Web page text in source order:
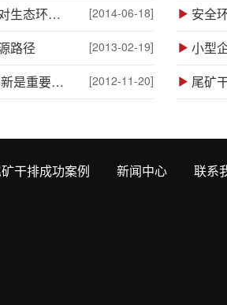
用尾矿干排可缓解选矿药剂对生态环境的污染
[2014-06-18]
路径 [2013-02-19]
小型
稀土利用率有待提升 技术创新是重要方向
[2012-11-20] 尾矿
干排成功案例 新闻中心 联系